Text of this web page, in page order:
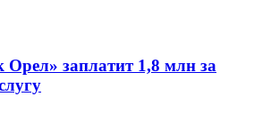
заплатит 1,8 млн за